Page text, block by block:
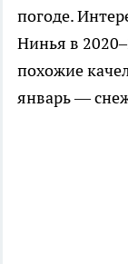
погоде.
Нинья в
похожие
январь —